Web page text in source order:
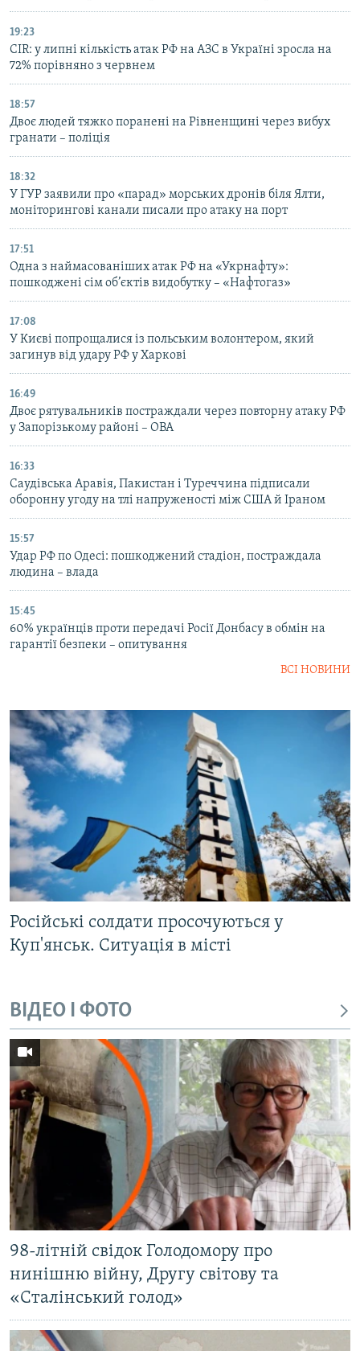
19:23
CIR: у липні кількість атак РФ на АЗС в Україні зросла на
72% порівняно з червнем
18:57
Двоє людей тяжко поранені на Рівненщині через вибух
гранати – поліція
18:32
У ГУР заявили про «парад» морських дронів біля Ялти,
моніторингові канали писали про атаку на порт
17:51
Одна з наймасованіших атак РФ на «Укрнафту»:
пошкоджені сім об’єктів видобутку – «Нафтогаз»
17:08
У Києві попрощалися із польським волонтером, який
загинув від удару РФ у Харкові
16:49
Двоє рятувальників постраждали через повторну атаку РФ
у Запорізькому районі – ОВА
16:33
Саудівська Аравія, Пакистан і Туреччина підписали
оборонну угоду на тлі напруженості між США й Іраном
15:57
Удар РФ по Одесі: пошкоджений стадіон, постраждала
людина – влада
15:45
60% українців проти передачі Росії Донбасу в обмін на
гарантії безпеки – опитування
ВСІ НОВИНИ
Російські солдати просочуються у
Куп'янськ. Ситуація в місті
ВІДЕО І ФОТО
98-літній свідок Голодомору про
нинішню війну, Другу світову та
«Сталінський голод»